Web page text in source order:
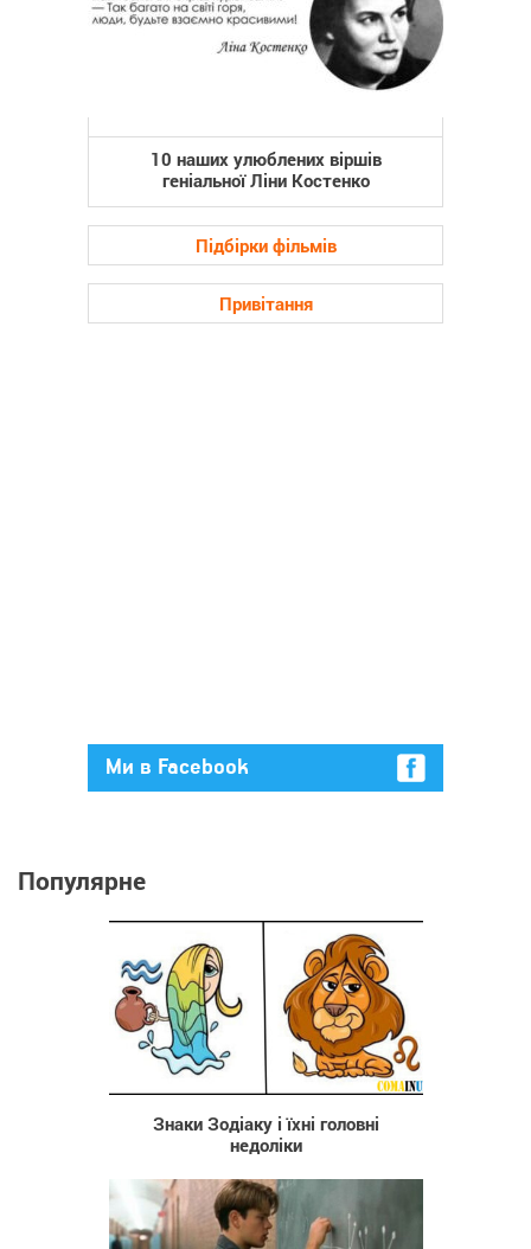
10 наших улюблених віршів
геніальної Ліни Костенко
Підбірки фільмів
Привітання
Ми в Facebook
Популярне
122 569
Знаки Зодіаку і їхні головні
недоліки